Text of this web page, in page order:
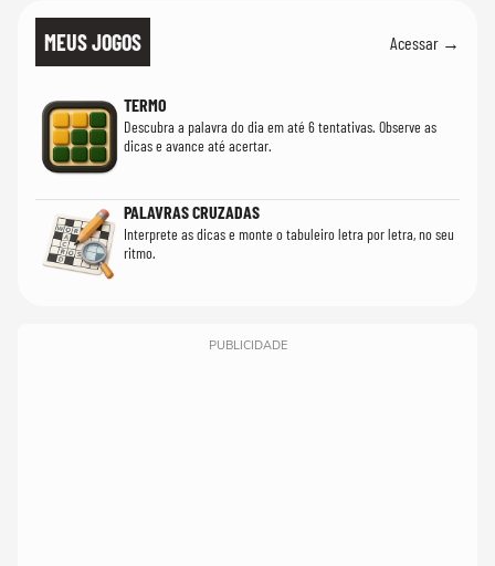
MEUS JOGOS Acessar →
TERMO
Descubra a palavra do dia em até 6 tentativas. Observe as
dicas e avance até acertar.
PALAVRAS CRUZADAS
Interprete as dicas e monte o tabuleiro letra por letra, no seu
ritmo.
PUBLICIDADE